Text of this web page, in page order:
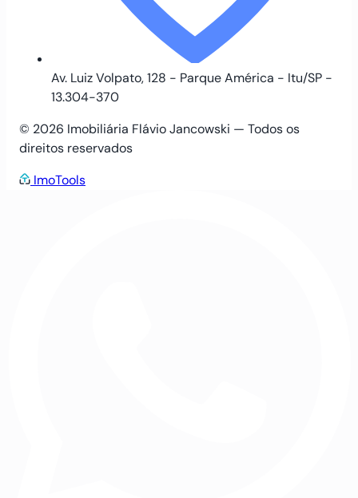
Av. Luiz Volpato, 128 - Parque América - Itu/SP -
13.304-370
© 2026 Imobiliária Flávio Jancowski — Todos os
direitos reservados
ImoTools